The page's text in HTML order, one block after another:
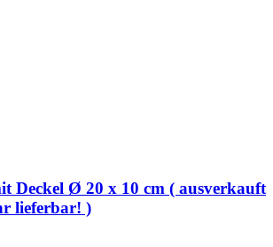
Deckel Ø 20 x 10 cm ( ausverkauft
lieferbar! )